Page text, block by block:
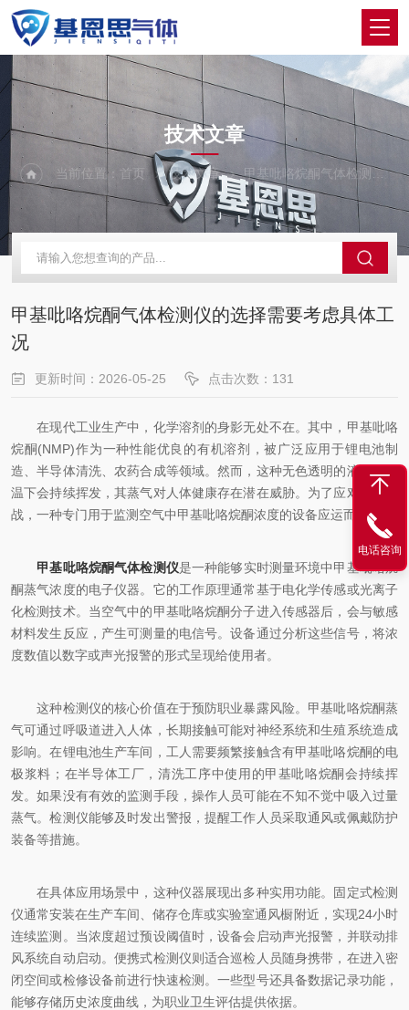
ARTICLES
技术文章
当前位置： 首页 技术文章 甲基吡咯烷酮气体检测仪的选择需要考虑具体工况
甲基吡咯烷酮气体检测仪的选择需要考虑具体工
况
更新时间：2026-05-25 点击次数：131
在现代工业生产中，化学溶剂的身影无处不在。其中，甲基吡咯
烷酮(NMP)作为一种性能优良的有机溶剂，被广泛应用于锂电池制
造、半导体清洗、农药合成等领域。然而，这种无色透明的液体在常
温下会持续挥发，其蒸气对人体健康存在潜在威胁。为了应对这一挑
战，一种专门用于监测空气中甲基吡咯烷酮浓度的设备应运而生。
甲基吡咯烷酮气体检测仪是一种能够实时测量环境中甲基吡咯烷
酮蒸气浓度的电子仪器。它的工作原理通常基于电化学传感或光离子
化检测技术。当空气中的甲基吡咯烷酮分子进入传感器后，会与敏感
材料发生反应，产生可测量的电信号。设备通过分析这些信号，将浓
度数值以数字或声光报警的形式呈现给使用者。
这种检测仪的核心价值在于预防职业暴露风险。甲基吡咯烷酮蒸
气可通过呼吸道进入人体，长期接触可能对神经系统和生殖系统造成
影响。在锂电池生产车间，工人需要频繁接触含有甲基吡咯烷酮的电
极浆料；在半导体工厂，清洗工序中使用的甲基吡咯烷酮会持续挥
发。如果没有有效的监测手段，操作人员可能在不知不觉中吸入过量
蒸气。检测仪能够及时发出警报，提醒工作人员采取通风或佩戴防护
装备等措施。
在具体应用场景中，这种仪器展现出多种实用功能。固定式检测
仪通常安装在生产车间、储存仓库或实验室通风橱附近，实现24小时
连续监测。当浓度超过预设阈值时，设备会启动声光报警，并联动排
风系统自动启动。便携式检测仪则适合巡检人员随身携带，在进入密
闭空间或检修设备前进行快速检测。一些型号还具备数据记录功能，
能够存储历史浓度曲线，为职业卫生评估提供依据。
电话咨询